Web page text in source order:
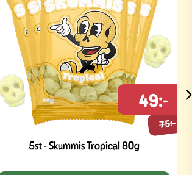
5st - Skummis Tropical 80g
75:-
49:-